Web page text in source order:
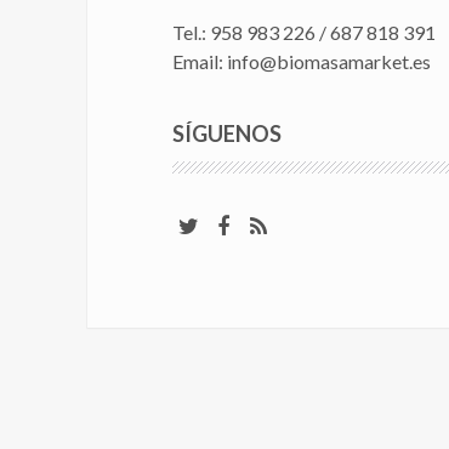
Tel.: 958 983 226 /687 818 391
Email: info@biomasamarket.es
SÍGUENOS